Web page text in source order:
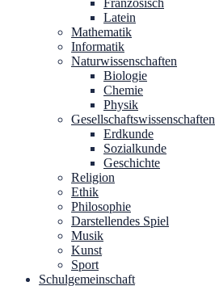
Französisch
Latein
Mathematik
Informatik
Naturwissenschaften
Biologie
Chemie
Physik
Gesellschaftswissenschaften
Erdkunde
Sozialkunde
Geschichte
Religion
Ethik
Philosophie
Darstellendes Spiel
Musik
Kunst
Sport
Schulgemeinschaft